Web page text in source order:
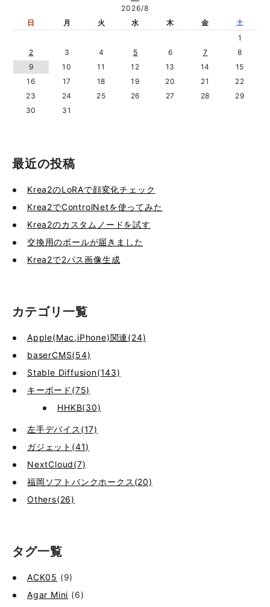
2026/8
日
月 火 水 木 金
土
1
2
3 4 5 6 7
8
9
10 11 12 13 14
15
16
17 18 19 20 21
22
23
24 25 26 27 28
29
30
31
最近の投稿
Krea2のLoRAで顔変化チェック
Krea2でControlNetを使ってみた
Krea2のカスタムノードを試す
交換用のボールが届きました
Krea2で2パス画像生成
カテゴリ一覧
Apple(Mac,iPhone)関連(24)
baserCMS(54)
Stable Diffusion(143)
キーボード(75)
HHKB(30)
左手デバイス(17)
ガジェット(41)
NextCloud(7)
福岡ソフトバンクホークス(20)
Others(26)
タグ一覧
ACK05 (9)
Agar Mini (6)